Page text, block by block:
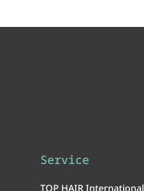
Service
TOP HAIR International